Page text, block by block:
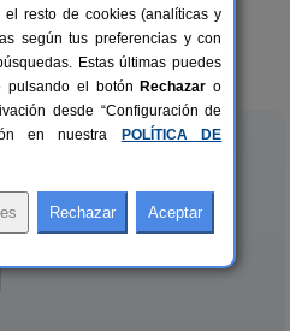
11 pers.
desde40 €
(Girona)
el resto de cookies (analíticas y
según tus preferencias y con
Estas últimas puedes
pulsando el botón Rechazar o
desde “Configuración de
en nuestra
POLÍTICA DE